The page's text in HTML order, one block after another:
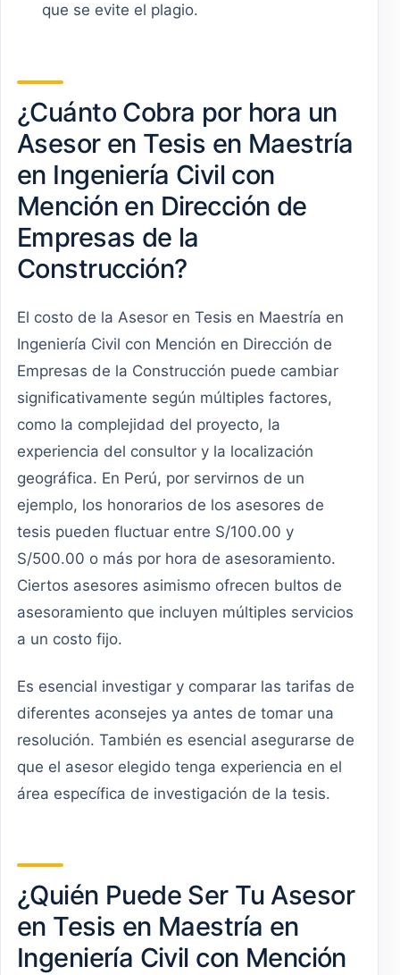
que se evite el plagio.
¿Cuánto Cobra por hora un
Asesor en Tesis en Maestría
en Ingeniería Civil con
Mención en Dirección de
Empresas de la
Construcción?
El costo de la Asesor en Tesis en Maestría en
Ingeniería Civil con Mención en Dirección de
Empresas de la Construcción puede cambiar
significativamente según múltiples factores,
como la complejidad del proyecto, la
experiencia del consultor y la localización
geográfica. En Perú, por servirnos de un
ejemplo, los honorarios de los asesores de
tesis pueden fluctuar entre S/100.00 y
S/500.00 o más por hora de asesoramiento.
Ciertos asesores asimismo ofrecen bultos de
asesoramiento que incluyen múltiples servicios
a un costo fijo.
Es esencial investigar y comparar las tarifas de
diferentes aconsejes ya antes de tomar una
resolución. También es esencial asegurarse de
que el asesor elegido tenga experiencia en el
área específica de investigación de la tesis.
¿Quién Puede Ser Tu Asesor
en Tesis en Maestría en
Ingeniería Civil con Mención